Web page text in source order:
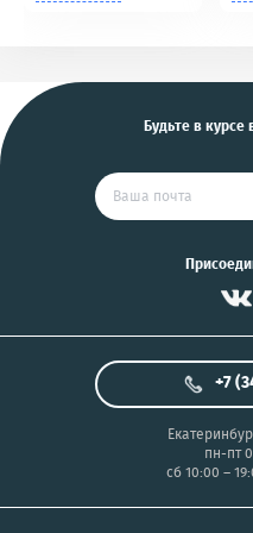
Будьте в курсе
+7
пн-пт
сб 10:00 –